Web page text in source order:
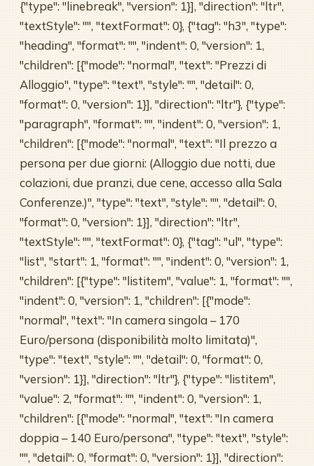
{"type": "linebreak", "version": 1}], "direction": "ltr",
"textStyle": "", "textFormat": 0}, {"tag": "h3", "type":
"heading", "format": "", "indent": 0, "version": 1,
"children": [{"mode": "normal", "text": "Prezzi di
Alloggio", "type": "text", "style": "", "detail": 0,
"format": 0, "version": 1}], "direction": "ltr"}, {"type":
"paragraph", "format": "", "indent": 0, "version": 1,
"children": [{"mode": "normal", "text": "Il prezzo a
persona per due giorni: (Alloggio due notti, due
colazioni, due pranzi, due cene, accesso alla Sala
Conferenze.)", "type": "text", "style": "", "detail": 0,
"format": 0, "version": 1}], "direction": "ltr",
"textStyle": "", "textFormat": 0}, {"tag": "ul", "type":
"list", "start": 1, "format": "", "indent": 0, "version": 1,
"children": [{"type": "listitem", "value": 1, "format": "",
"indent": 0, "version": 1, "children": [{"mode":
"normal", "text": "In camera singola – 170
Euro/persona (disponibilità molto limitata)",
"type": "text", "style": "", "detail": 0, "format": 0,
"version": 1}], "direction": "ltr"}, {"type": "listitem",
"value": 2, "format": "", "indent": 0, "version": 1,
"children": [{"mode": "normal", "text": "In camera
doppia – 140 Euro/persona", "type": "text", "style":
"", "detail": 0, "format": 0, "version": 1}], "direction":